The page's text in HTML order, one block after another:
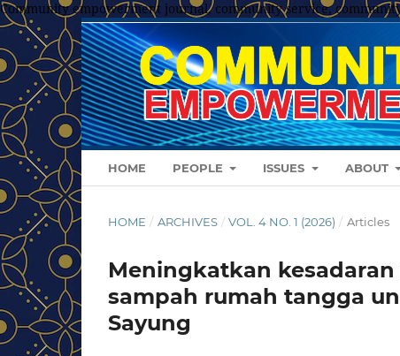
Community empowerment journal, community service,
HOME PEOPLE ISSUES ABOUT
HOME / ARCHIVES / VOL. 4 NO. 1 (2026) / Articles
Meningkatkan
sampah rumah tangga
Sayung